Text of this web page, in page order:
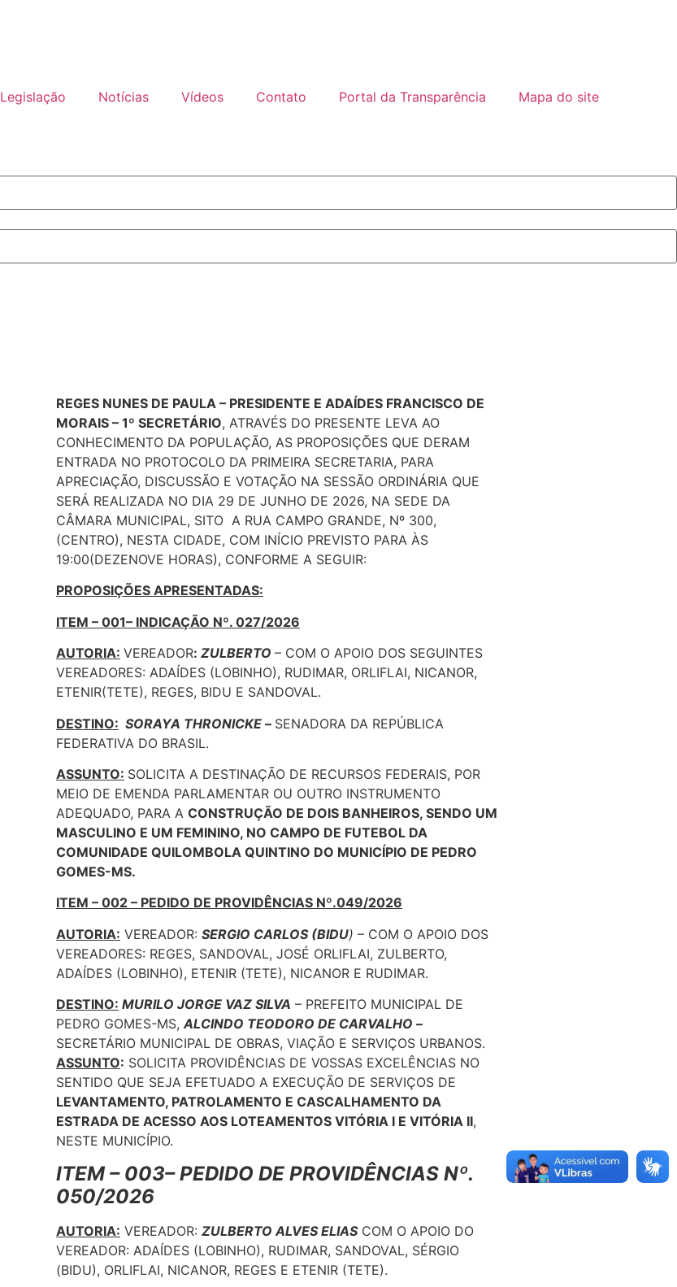
Legislação Notícias Vídeos Contato Portal da Transparência Mapa do site
REGES NUNES DE PAULA – PRESIDENTE E ADAÍDES FRANCISCO DE
MORAIS – 1º SECRETÁRIO, ATRAVÉS DO PRESENTE LEVA AO
CONHECIMENTO DA POPULAÇÃO, AS PROPOSIÇÕES QUE DERAM
ENTRADA NO PROTOCOLO DA PRIMEIRA SECRETARIA, PARA
APRECIAÇÃO, DISCUSSÃO E VOTAÇÃO NA SESSÃO ORDINÁRIA QUE
SERÁ REALIZADA NO DIA 29 DE JUNHO DE 2026, NA SEDE DA
CÂMARA MUNICIPAL, SITO A RUA CAMPO GRANDE, Nº 300,
(CENTRO), NESTA CIDADE, COM INÍCIO PREVISTO PARA ÀS
19:00(DEZENOVE HORAS), CONFORME A SEGUIR:
PROPOSIÇÕES APRESENTADAS:
ITEM – 001– INDICAÇÃO Nº. 027/2026
AUTORIA: VEREADOR: ZULBERTO – COM O APOIO DOS SEGUINTES
VEREADORES: ADAÍDES (LOBINHO), RUDIMAR, ORLIFLAI, NICANOR,
ETENIR(TETE), REGES, BIDU E SANDOVAL.
DESTINO: SORAYA THRONICKE – SENADORA DA REPÚBLICA
FEDERATIVA DO BRASIL.
ASSUNTO: SOLICITA A DESTINAÇÃO DE RECURSOS FEDERAIS, POR
MEIO DE EMENDA PARLAMENTAR OU OUTRO INSTRUMENTO
ADEQUADO, PARA A CONSTRUÇÃO DE DOIS BANHEIROS, SENDO UM
MASCULINO E UM FEMININO, NO CAMPO DE FUTEBOL DA
COMUNIDADE QUILOMBOLA QUINTINO DO MUNICÍPIO DE PEDRO
GOMES-MS.
ITEM – 002 – PEDIDO DE PROVIDÊNCIAS Nº.049/2026
AUTORIA: VEREADOR: SERGIO CARLOS (BIDU) – COM O APOIO DOS
VEREADORES: REGES, SANDOVAL, JOSÉ ORLIFLAI, ZULBERTO,
ADAÍDES (LOBINHO), ETENIR (TETE), NICANOR E RUDIMAR.
DESTINO: MURILO JORGE VAZ SILVA – PREFEITO MUNICIPAL DE
PEDRO GOMES-MS,ALCINDO TEODORO DE CARVALHO –
SECRETÁRIO MUNICIPAL DE OBRAS, VIAÇÃO E SERVIÇOS URBANOS.
ASSUNTO: SOLICITA PROVIDÊNCIAS DE VOSSAS EXCELÊNCIAS NO
SENTIDO QUE SEJA EFETUADO A EXECUÇÃO DE SERVIÇOS DE
LEVANTAMENTO, PATROLAMENTO E CASCALHAMENTO DA
ESTRADA DE ACESSO AOS LOTEAMENTOS VITÓRIA I E VITÓRIA II,
NESTE MUNICÍPIO.
ITEM – 003– PEDIDO DE PROVIDÊNCIAS Nº.
050/2026
AUTORIA: VEREADOR: ZULBERTO ALVES ELIASCOM O APOIO DO
VEREADOR: ADAÍDES (LOBINHO), RUDIMAR, SANDOVAL, SÉRGIO
(BIDU), ORLIFLAI, NICANOR, REGES E ETENIR (TETE).